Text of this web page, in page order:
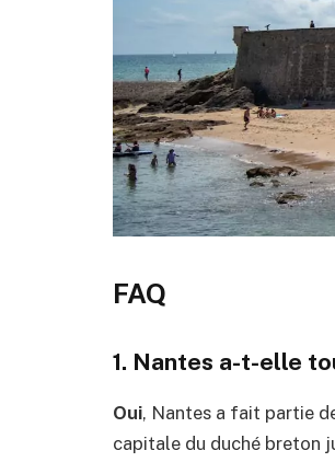
FAQ
1. Nantes a-t-elle
Oui, Nantes a fait partie
capitale du duché breton